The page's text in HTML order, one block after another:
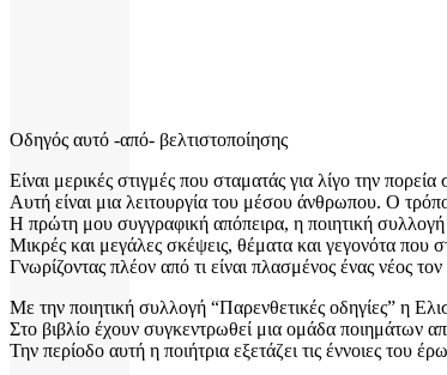
Οδηγός αυτό -από- βελτιστοποίησης
Είναι μερικές στιγμές που σταματάς για λίγο την
Αυτή είναι μια λειτουργία του μέσου άνθρωπου. Ο
Η πρώτη μου συγγραφική απόπειρα, η ποιητική συλλογή
Μικρές και μεγάλες σκέψεις, θέματα και γεγονότα που
Γνωρίζοντας πλέον από τι είναι πλασμένος ένας νέος
Με την ποιητική συλλογή “Παρενθετικές οδηγίες” η
Στο βιβλίο έχουν συγκεντρωθεί μια ομάδα ποιημάτων
Την περίοδο αυτή η ποιήτρια εξετάζει τις έννοιες του